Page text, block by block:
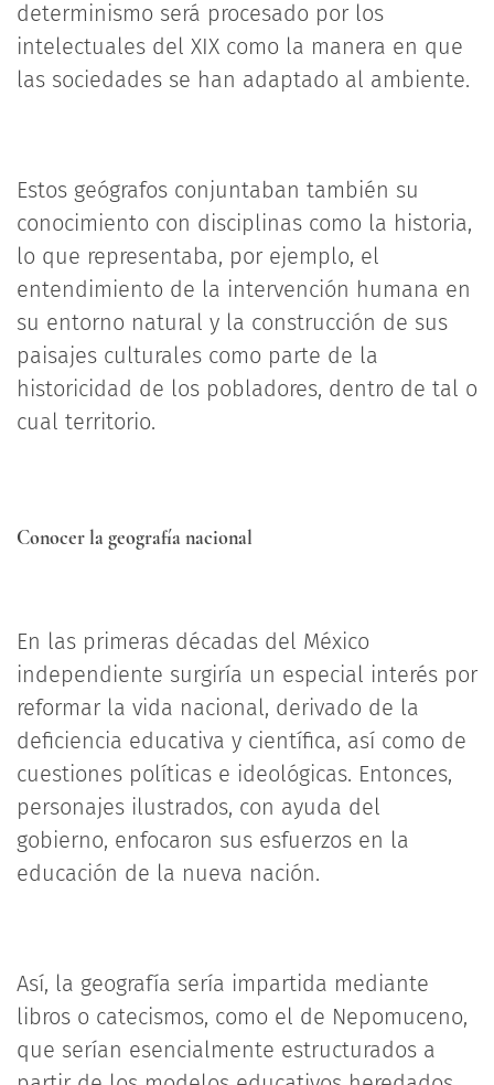
determinismo será procesado por los
intelectuales del XIX como la manera en que
las sociedades se han adaptado al ambiente.
Estos geógrafos conjuntaban también su
conocimiento con disciplinas como la historia,
lo que representaba, por ejemplo, el
entendimiento de la intervención humana en
su entorno natural y la construcción de sus
paisajes culturales como parte de la
historicidad de los pobladores, dentro de tal o
cual territorio.
Conocer la geografía nacional
En las primeras décadas del México
independiente surgiría un especial interés por
reformar la vida nacional, derivado de la
deficiencia educativa y científica, así como de
cuestiones políticas e ideológicas. Entonces,
personajes ilustrados, con ayuda del
gobierno, enfocaron sus esfuerzos en la
educación de la nueva nación.
Así, la geografía sería impartida mediante
libros o catecismos, como el de Nepomuceno,
que serían esencialmente estructurados a